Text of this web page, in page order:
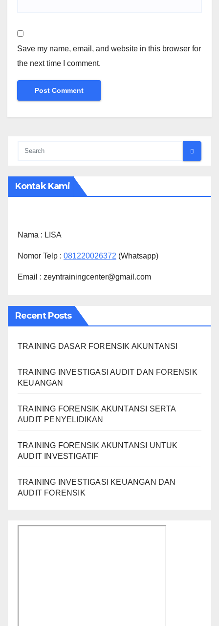
Save my name, email, and website in this browser for
the next time I comment.
Kontak Kami
Nama : LISA
Nomor Telp : 081220026372 (Whatsapp)
Email : zeyntrainingcenter@gmail.com
Recent Posts
TRAINING DASAR FORENSIK AKUNTANSI
TRAINING INVESTIGASI AUDIT DAN FORENSIK
KEUANGAN
TRAINING FORENSIK AKUNTANSI SERTA
AUDIT PENYELIDIKAN
TRAINING FORENSIK AKUNTANSI UNTUK
AUDIT INVESTIGATIF
TRAINING INVESTIGASI KEUANGAN DAN
AUDIT FORENSIK